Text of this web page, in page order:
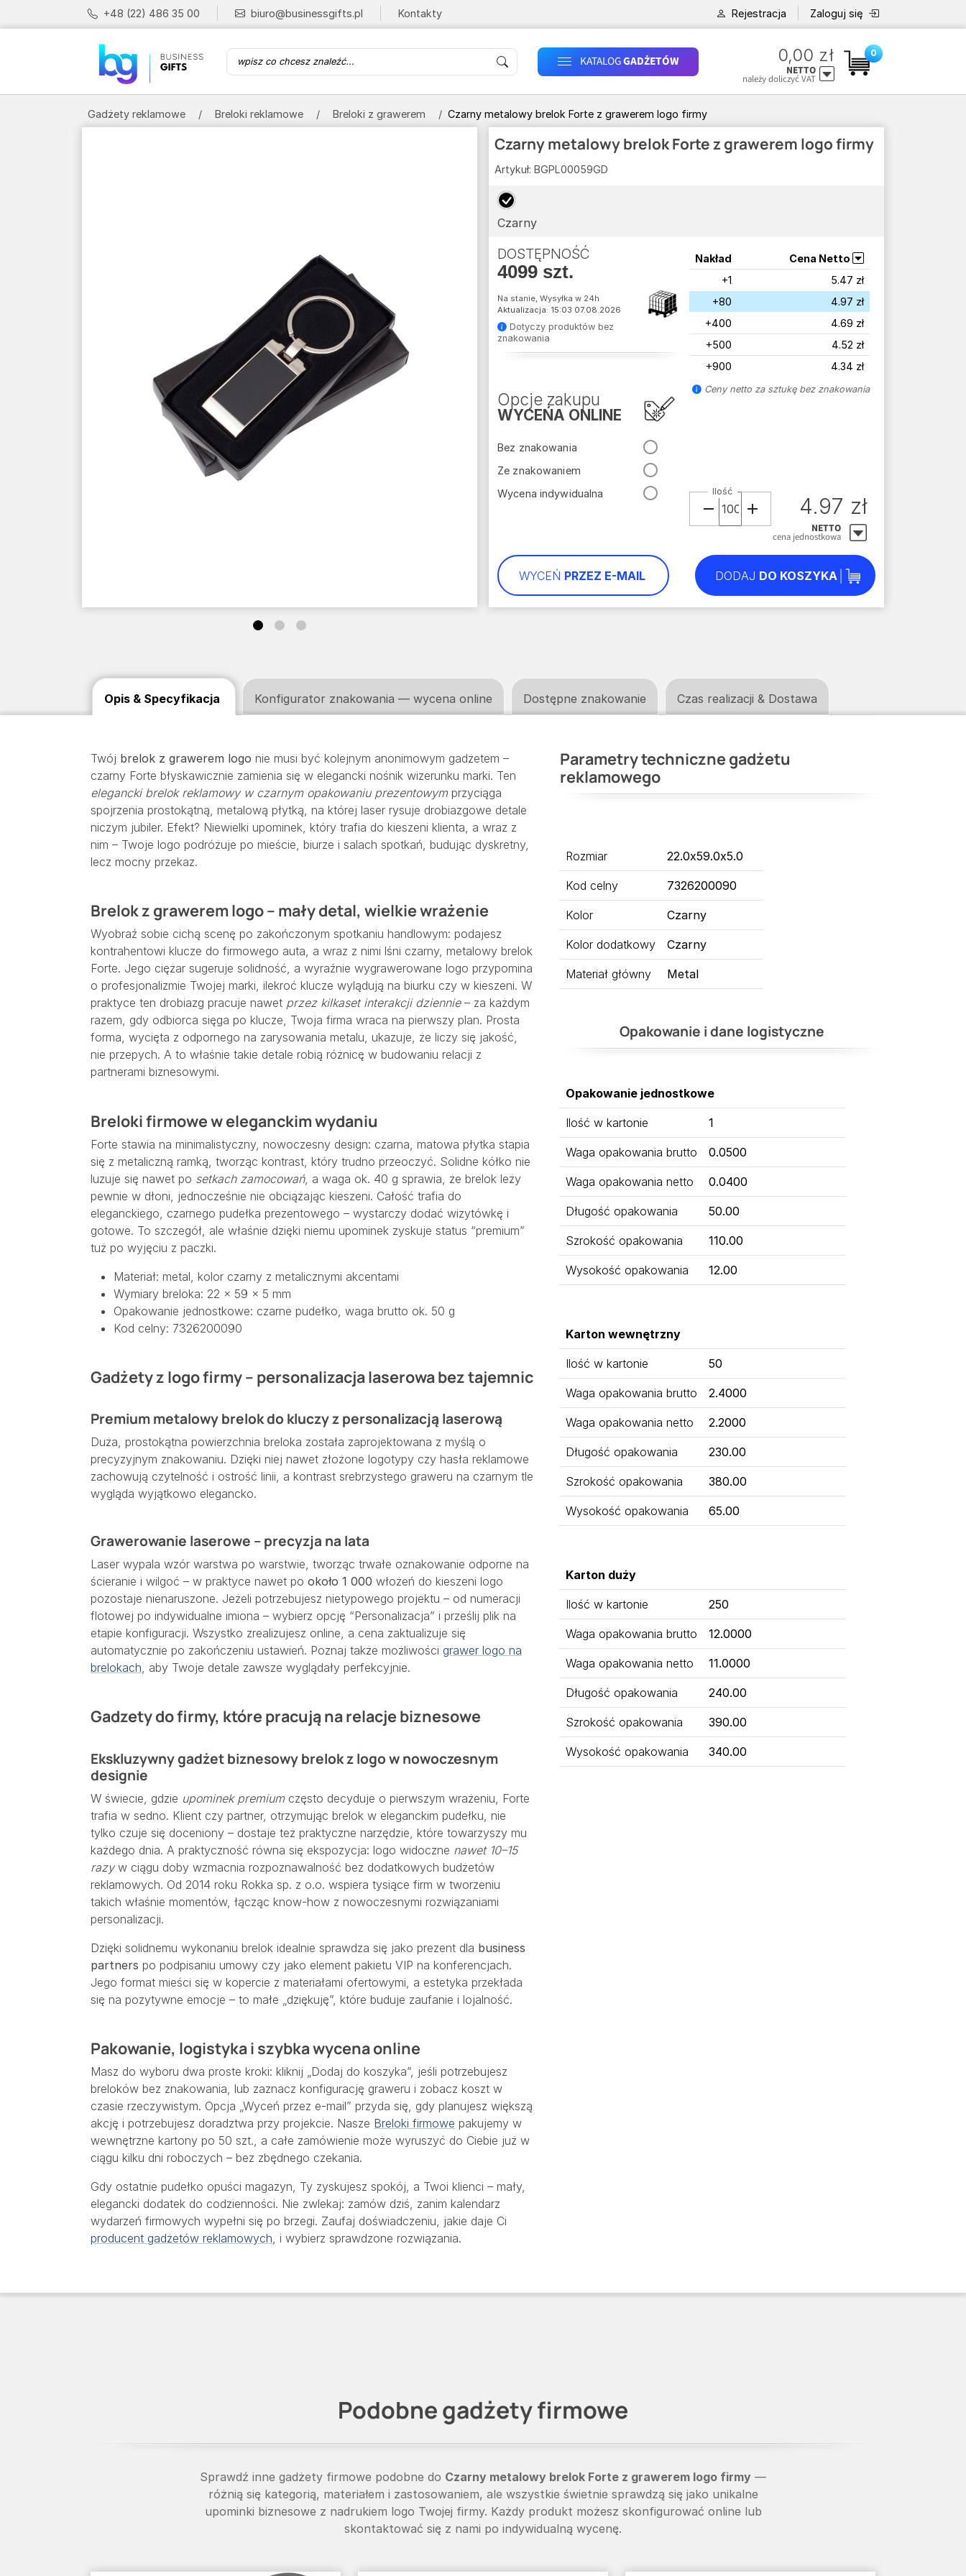
+48 (22) 486 35 00 biuro@businessgifts.pl Kontakty Rejestracja Zaloguj się
KATALOGGADŻETÓW 0,00 zł
NETTO
należy doliczyć VAT
0
Gadżety reklamowe Breloki reklamowe Breloki z grawerem Czarny metalowy brelok Forte z grawerem logo firmy
Czarny metalowy brelok Forte z grawerem logo firmy
Twój brelok z grawerem logo nie musi być kolejnym anonimowym gadżetem –
czarny Forte błyskawicznie zamienia się w elegancki nośnik wizerunku marki. Ten
elegancki brelok reklamowy w czarnym opakowaniu prezentowymprzyciąga
spojrzenia prostokątną, metalową płytką, na której laser rysuje drobiazgowe detale
niczym jubiler. Efekt? Niewielki upominek, który trafia do kieszeni klienta, a wraz z
nim – Twoje logo podróżuje po mieście, biurze i salach spotkań, budując dyskretny,
lecz mocny przekaz.
Brelok z grawerem logo – mały detal, wielkie wrażenie
Wyobraź sobie cichą scenę po zakończonym spotkaniu handlowym: podajesz
kontrahentowi klucze do firmowego auta, a wraz z nimi lśni czarny, metalowy brelok
Forte. Jego ciężar sugeruje solidność, a wyraźnie wygrawerowane logo przypomina
o profesjonalizmie Twojej marki, ilekroć klucze wylądują na biurku czy w kieszeni. W
praktyce ten drobiazg pracuje nawet przez kilkaset interakcji dziennie– za każdym
razem, gdy odbiorca sięga po klucze, Twoja firma wraca na pierwszy plan. Prosta
forma, wycięta z odpornego na zarysowania metalu, ukazuje, że liczy się jakość,
nie przepych. A to właśnie takie detale robią różnicę w budowaniu relacji z
partnerami biznesowymi.
Breloki firmowe w eleganckim wydaniu
Forte stawia na minimalistyczny, nowoczesny design: czarna, matowa płytka stapia
się z metaliczną ramką, tworząc kontrast, który trudno przeoczyć. Solidne kółko nie
luzuje się nawet po setkach zamocowań, a waga ok. 40 g sprawia, że brelok leży
pewnie w dłoni, jednocześnie nie obciążając kieszeni. Całość trafia do
eleganckiego, czarnego pudełka prezentowego – wystarczy dodać wizytówkę i
gotowe. To szczegół, ale właśnie dzięki niemu upominek zyskuje status “premium”
tuż po wyjęciu z paczki.
Materiał: metal, kolor czarny z metalicznymi akcentami
Wymiary breloka: 22 × 59 × 5 mm
Opakowanie jednostkowe: czarne pudełko, waga brutto ok. 50 g
Kod celny: 7326200090
Gadżety z logo firmy – personalizacja laserowa bez tajemnic
Premium metalowy brelok do kluczy z personalizacją laserową
Duża, prostokątna powierzchnia breloka została zaprojektowana z myślą o
precyzyjnym znakowaniu. Dzięki niej nawet złożone logotypy czy hasła reklamowe
zachowują czytelność i ostrość linii, a kontrast srebrzystego graweru na czarnym tle
wygląda wyjątkowo elegancko.
Grawerowanie laserowe – precyzja na lata
Laser wypala wzór warstwa po warstwie, tworząc trwałe oznakowanie odporne na
ścieranie i wilgoć – w praktyce nawet po około 1 000 włożeń do kieszeni logo
pozostaje nienaruszone. Jeżeli potrzebujesz nietypowego projektu – od numeracji
flotowej po indywidualne imiona – wybierz opcję “Personalizacja” i prześlij plik na
etapie konfiguracji. Wszystko zrealizujesz online, a cena zaktualizuje się
automatycznie po zakończeniu ustawień. Poznaj także możliwości grawer logo na
brelokach, aby Twoje detale zawsze wyglądały perfekcyjnie.
Gadzety do firmy, które pracują na relacje biznesowe
Ekskluzywny gadżet biznesowy brelok z logo w nowoczesnym
designie
W świecie, gdzie upominek premiumczęsto decyduje o pierwszym wrażeniu, Forte
trafia w sedno. Klient czy partner, otrzymując brelok w eleganckim pudełku, nie
tylko czuje się doceniony – dostaje też praktyczne narzędzie, które towarzyszy mu
każdego dnia. A praktyczność równa się ekspozycja: logo widoczne nawet 10–15
razyw ciągu doby wzmacnia rozpoznawalność bez dodatkowych budżetów
reklamowych. Od 2014 roku Rokka sp. z o.o. wspiera tysiące firm w tworzeniu
takich właśnie momentów, łącząc know-how z nowoczesnymi rozwiązaniami
personalizacji.
Dzięki solidnemu wykonaniu brelok idealnie sprawdza się jako prezent dla business
partners po podpisaniu umowy czy jako element pakietu VIP na konferencjach.
Jego format mieści się w kopercie z materiałami ofertowymi, a estetyka przekłada
się na pozytywne emocje – to małe „dziękuję”, które buduje zaufanie i lojalność.
Pakowanie, logistyka i szybka wycena online
Masz do wyboru dwa proste kroki: kliknij „Dodaj do koszyka”, jeśli potrzebujesz
breloków bez znakowania, lub zaznacz konfigurację graweru i zobacz koszt w
czasie rzeczywistym. Opcja „Wyceń przez e-mail” przyda się, gdy planujesz większą
akcję i potrzebujesz doradztwa przy projekcie. Nasze Breloki firmowe pakujemy w
wewnętrzne kartony po 50 szt., a całe zamówienie może wyruszyć do Ciebie już w
ciągu kilku dni roboczych – bez zbędnego czekania.
Gdy ostatnie pudełko opuści magazyn, Ty zyskujesz spokój, a Twoi klienci – mały,
elegancki dodatek do codzienności. Nie zwlekaj: zamów dziś, zanim kalendarz
wydarzeń firmowych wypełni się po brzegi. Zaufaj doświadczeniu, jakie daje Ci
producent gadżetów reklamowych , i wybierz sprawdzone rozwiązania.
Parametry techniczne gadżetu
reklamowego
Rozmiar 22.0x59.0x5.0
Kod celny 7326200090
Kolor Czarny
Kolor dodatkowy Czarny
Materiał główny Metal
Opakowanie i dane logistyczne
Opakowanie jednostkowe
Ilość w kartonie 1
Waga opakowania brutto 0.0500
Waga opakowania netto 0.0400
Długość opakowania 50.00
Szrokość opakowania 110.00
Wysokość opakowania 12.00
Karton wewnętrzny
Ilość w kartonie 50
Waga opakowania brutto 2.4000
Waga opakowania netto 2.2000
Długość opakowania 230.00
Szrokość opakowania 380.00
Wysokość opakowania 65.00
Karton duży
Ilość w kartonie 250
Waga opakowania brutto 12.0000
Waga opakowania netto 11.0000
Długość opakowania 240.00
Szrokość opakowania 390.00
Wysokość opakowania 340.00
Podobne gadżety firmowe
Sprawdź inne gadżety firmowe podobne do Czarny metalowy brelok Forte z grawerem logo firmy —
różnią się kategorią, materiałem i zastosowaniem, ale wszystkie świetnie sprawdzą się jako unikalne
upominki biznesowe z nadrukiem logo Twojej firmy. Każdy produkt możesz skonfigurować online lub
skontaktować się z nami po indywidualną wycenę.
Opis & Specyfikacja Konfigurator znakowania — wycena online Dostępne znakowanie Czas realizacji & Dostawa
Artykuł: BGPL00059GD
Czarny
DOSTĘPNOŚĆ
4099 szt.
Na stanie, Wysyłka w 24h
Aktualizacja: 15:03 07.08.2026
Dotyczy produktów bez
znakowania
Opcje zakupu
WYCEŃA ONLINE
Bez znakowania
Ze znakowaniem
Wycena indywidualna
Nakład
Cena Netto
+1
5.47 zł
+80
4.97 zł
+400
4.69 zł
+500
4.52 zł
+900
4.34 zł
Ceny netto za sztukę bez znakowania
Ilość
4.97 zł
NETTO
cena jednostkowa
WYCEŃ PRZEZ E-MAIL DODAJ DO KOSZYKA